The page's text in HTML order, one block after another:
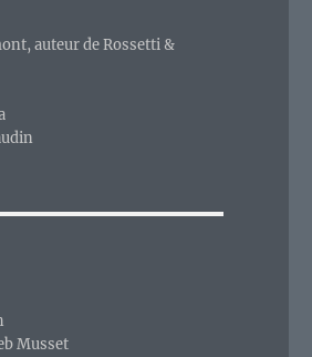
auteur de Rossetti &
Musset